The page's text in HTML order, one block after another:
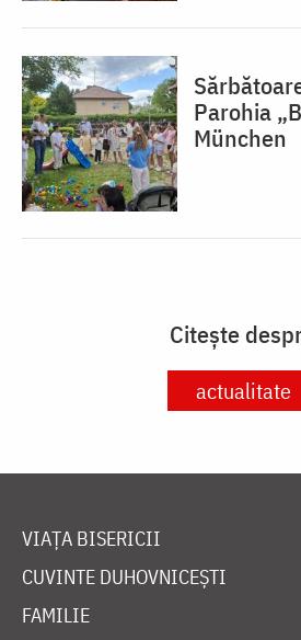
Parohia
München
Citește
actualitate
VIAȚA BISERICII
CUVINTE DUHOVNICEȘTI
FAMILIE